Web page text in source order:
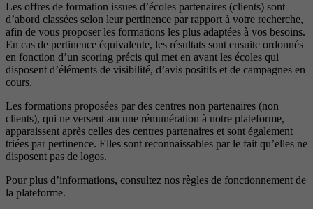
Les offres de formation issues d’écoles partenaires (clients) sont
d’abord classées selon leur pertinence par rapport à votre recherche,
afin de vous proposer les formations les plus adaptées à vos besoins.
En cas de pertinence équivalente, les résultats sont ensuite ordonnés
en fonction d’un scoring précis qui met en avant les écoles qui
disposent d’éléments de visibilité, d’avis positifs et de campagnes en
cours.
Les formations proposées par des centres non partenaires (non
clients), qui ne versent aucune rémunération à notre plateforme,
apparaissent après celles des centres partenaires et sont également
triées par pertinence. Elles sont reconnaissables par le fait qu’elles ne
disposent pas de logos.
Pour plus d’informations, consultez nos règles de fonctionnement de
la plateforme.